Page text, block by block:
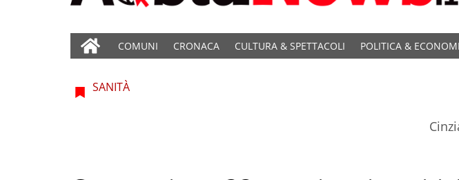
COMUNI CRONACA CULTURA & SPETTACOLI POLITICA &
SANITÀ